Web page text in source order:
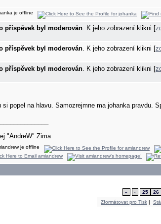
příspěvek byl moderován. K jeho zobrazení klikni [
příspěvek byl moderován. K jeho zobrazení klikni [
příspěvek byl moderován. K jeho zobrazení klikni [
si popel na hlavu. Samozrejmne ma johanka pravdu.
"AndreW" Zima
« ‹ 25 26
Zformátovat pro Tisk |